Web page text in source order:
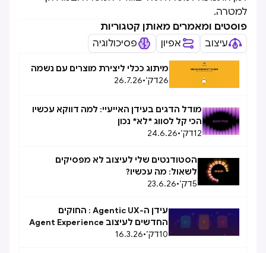
למטרה.
פוסטים ומאמרים מאותן קטגוריות
עיצוב
אפיון פסיכולוגיה
מיתוג ככלי ליצירת מוצרים עם נשמה
26דק׳•
26.7.26
מודל הדגים בעידן האייעיי: למה דווקא עכשיו
הכי קל לסווג *לא* נכון
12דק׳•
24.6.26
הסטודנטים שלי לעיצוב לא מפסיקים
לשאול: מה עכשיו?
5דק׳•
23.6.26
עידן ה-Agentic UX : החוקים
החדשים לעיצוב Agent Experience
(AX)
10דק׳•
16.3.26